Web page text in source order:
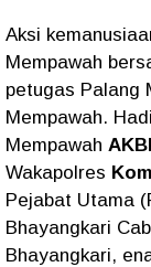
Aksi
Mempawah
petugas Palang
Mempawah.
Mempawah
Wakapolres
Pejabat Utama
Bhayangkari
Bhayangkari,